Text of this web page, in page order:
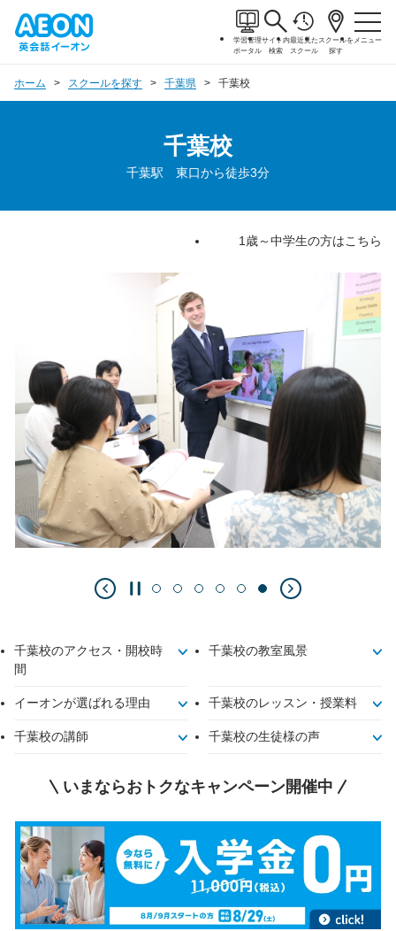
学習管理
ポータル
サイト内
検索
最近見た
スクール
スクールを
探す
メニュー
ホーム スクールを探す 千葉県 千葉校
千葉校
千葉駅 東口から徒歩3分
1歳～中学生の方はこちら
千葉校のアクセス・開校時
間
千葉校の教室風景
イーオンが選ばれる理由 千葉校のレッスン・授業料
千葉校の講師 千葉校の生徒様の声
いまならおトクなキャンペーン開催中